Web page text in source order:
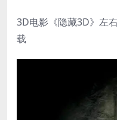
3D电影《隐藏3D》左
载